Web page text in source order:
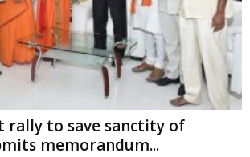
rally to save sanctity of
memorandum...